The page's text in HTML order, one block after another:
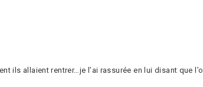
allaient rentrer…je l’ai rassurée en lui disant que